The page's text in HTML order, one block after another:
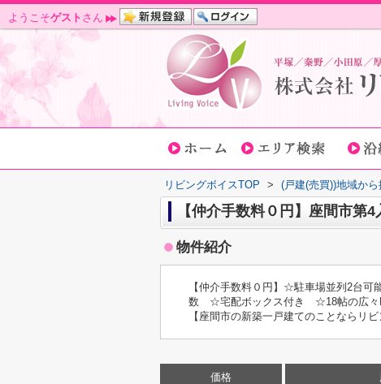
ようこそゲスト さん
リビングボイスTOP > (戸建(売買))地域から
【仲介手数料０円】座間市
物件紹介
【仲介手数料０円】☆駐車場並列2
数 ☆宅配ボックス付き ☆18帖の広々
【座間市の新築一戸建てのことならリ
価格